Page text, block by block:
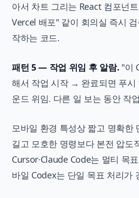
아서 차트 그리는 React 컴포넌
Vercel 배포" 같이 회의실 즉시
작하는 코드.
패턴 5 — 작업 위임 후 알람. "이
해서 작업 시작 → 완료되면 푸시
운드 위임. 다른 일 보는 동안 작
모바일 환경 특성상 짧고 명확한
길고 모호한 명령보다 본전 압도
Cursor·Claude Code는 멀티 목
바일 Codex는 단일 목표 처리가